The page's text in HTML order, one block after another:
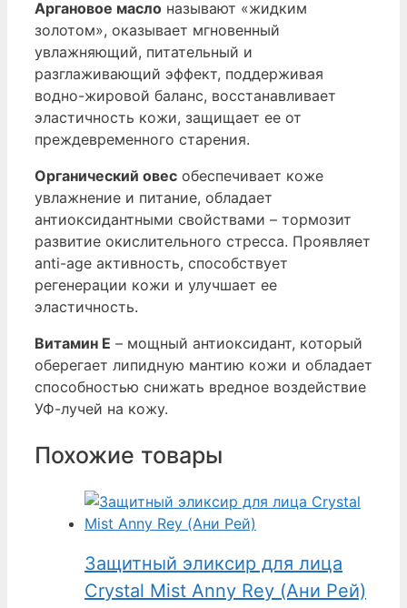
Аргановое масло называют «жидким
золотом», оказывает мгновенный
увлажняющий, питательный и
разглаживающий эффект, поддерживая
водно-жировой баланс, восстанавливает
эластичность кожи, защищает ее от
преждевременного старения.
Органический овес обеспечивает коже
увлажнение и питание, обладает
антиоксидантными свойствами – тормозит
развитие окислительного стресса. Проявляет
anti-age активность, способствует
регенерации кожи и улучшает ее
эластичность.
Витамин Е – мощный антиоксидант, который
оберегает липидную мантию кожи и обладает
способностью снижать вредное воздействие
УФ-лучей на кожу.
Похожие товары
Защитный эликсир для лица
Crystal Mist Anny Rey (Ани Рей)